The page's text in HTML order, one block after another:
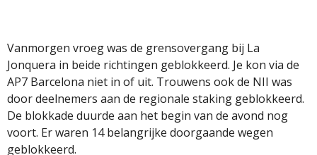
Vanmorgen vroeg was de grensovergang bij La
Jonquera in beide richtingen geblokkeerd. Je kon via de
AP7 Barcelona niet in of uit. Trouwens ook de NII was
door deelnemers aan de regionale staking geblokkeerd.
De blokkade duurde aan het begin van de avond nog
voort. Er waren 14 belangrijke doorgaande wegen
geblokkeerd.